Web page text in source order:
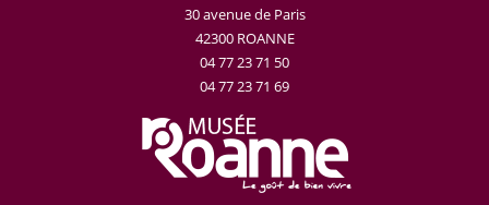
30 avenue de Paris
42300 ROANNE
04 77 23 71 50
04 77 23 71 69